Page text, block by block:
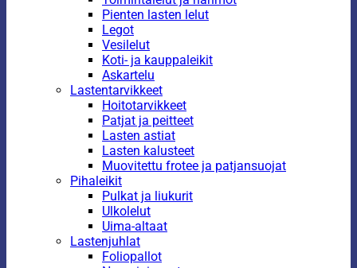
Pienten lasten lelut
Legot
Vesilelut
Koti- ja kauppaleikit
Askartelu
Lastentarvikkeet
Hoitotarvikkeet
Patjat ja peitteet
Lasten astiat
Lasten kalusteet
Muovitettu frotee ja patjansuojat
Pihaleikit
Pulkat ja liukurit
Ulkolelut
Uima-altaat
Lastenjuhlat
Foliopallot